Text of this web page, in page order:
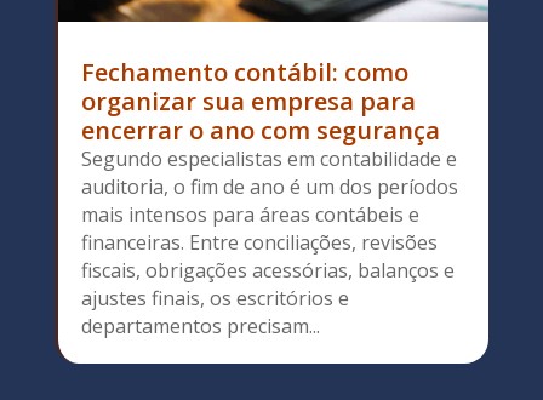
Fechamento contábil: como
organizar sua empresa para
encerrar o ano com segurança
Segundo especialistas em contabilidade e
auditoria, o fim de ano é um dos períodos
mais intensos para áreas contábeis e
financeiras. Entre conciliações, revisões
fiscais, obrigações acessórias, balanços e
ajustes finais, os escritórios e
departamentos precisam...